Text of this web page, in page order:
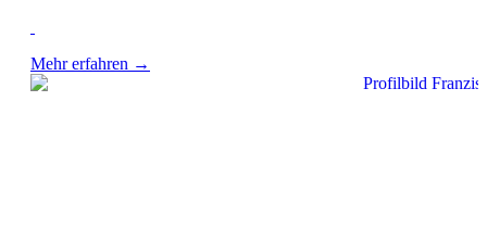
Mehr erfahren →